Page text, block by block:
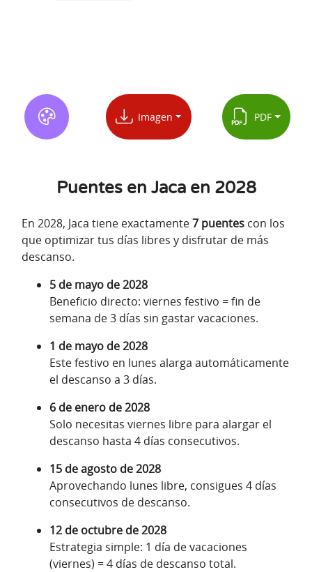
Imagen PDF
Puentes en Jaca en 2028
En 2028, Jaca tiene exactamente7 puentes con los
que optimizar tus días libres y disfrutar de más
descanso.
5 de mayo de 2028
Beneficio directo: viernes festivo = fin de
semana de 3 días sin gastar vacaciones.
1 de mayo de 2028
Este festivo en lunes alarga automáticamente
el descanso a 3 días.
6 de enero de 2028
Solo necesitas viernes libre para alargar el
descanso hasta 4 días consecutivos.
15 de agosto de 2028
Aprovechando lunes libre, consigues 4 días
consecutivos de descanso.
12 de octubre de 2028
Estrategia simple: 1 día de vacaciones
(viernes) = 4 días de descanso total.